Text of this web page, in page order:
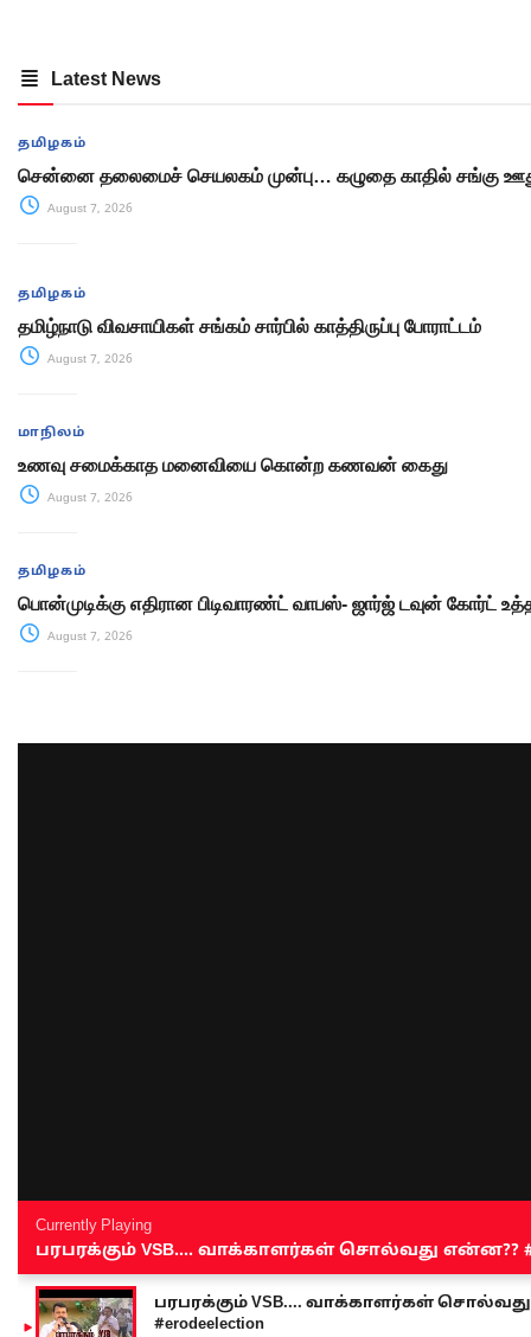
Latest News
தமிழகம்
சென்னை தலைமைச் செயலகம் முன்பு… கழுதை காதில் சங்கு
August 7, 2026
தமிழகம்
தமிழ்நாடு விவசாயிகள் சங்கம் சார்பில் காத்திருப்பு போராட்டம்
August 7, 2026
மாநிலம்
உணவு சமைக்காத மனைவியை கொன்ற கணவன் கைது
August 7, 2026
தமிழகம்
பொன்முடிக்கு எதிரான பிடிவாரண்ட் வாபஸ்- ஜார்ஜ் டவுன் கோர்ட்
August 7, 2026
Currently Playing
பரபரக்கும் VSB.... வாக்காளர்கள் சொல்வது என்ன??
பரபரக்கும் VSB.... வாக்காளர்கள் சொல்வது
#erodeelection